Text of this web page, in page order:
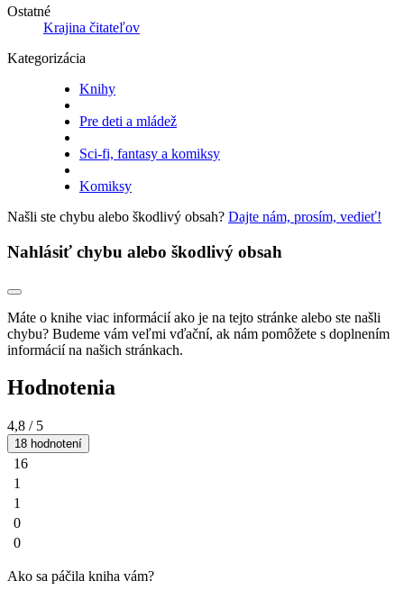
Ostatné
Krajina čitateľov
Kategorizácia
Knihy
Pre deti a mládež
Sci-fi, fantasy a komiksy
Komiksy
Našli ste chybu alebo škodlivý obsah? Dajte nám, prosím, vedieť!
Nahlásiť chybu alebo škodlivý obsah
Máte o knihe viac informácií ako je na tejto stránke alebo ste našli
chybu? Budeme vám veľmi vďační, ak nám pomôžete s doplnením
informácií na našich stránkach.
Hodnotenia
4,8 / 5
18 hodnotení
16
1
1
0
0
Ako sa páčila kniha vám?